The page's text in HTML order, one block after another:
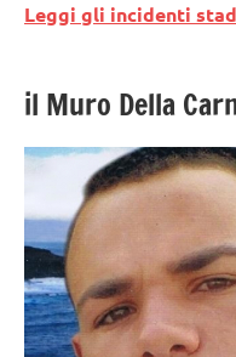
Leggi gli incidenti
il Muro Della